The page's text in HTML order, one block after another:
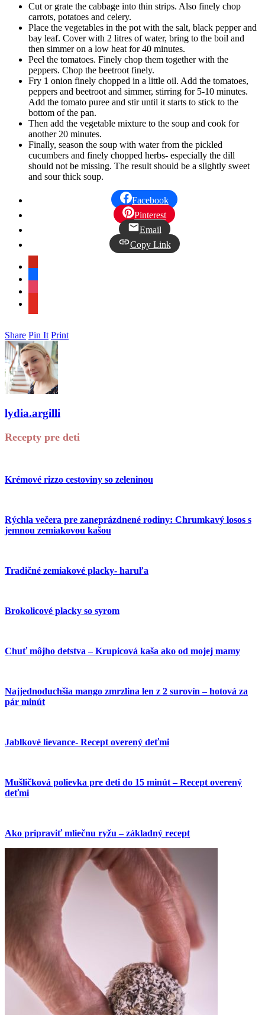
Cut or grate the cabbage into thin strips. Also finely chop
carrots, potatoes and celery.
Place the vegetables in the pot with the salt, black pepper and
bay leaf. Cover with 2 litres of water, bring to the boil and
then simmer on a low heat for 40 minutes.
Peel the tomatoes. Finely chop them together with the
peppers. Chop the beetroot finely.
Fry 1 onion finely chopped in a little oil. Add the tomatoes,
peppers and beetroot and simmer, stirring for 5-10 minutes.
Add the tomato puree and stir until it starts to stick to the
bottom of the pan.
Then add the vegetable mixture to the soup and cook for
another 20 minutes.
Finally, season the soup with water from the pickled
cucumbers and finely chopped herbs- especially the dill
should not be missing. The result should be a slightly sweet
and sour thick soup.
Facebook
Pinterest
Email
Copy Link
Share Pin It Print
lydia.argilli
Recepty pre deti
Krémové rizzo cestoviny so zeleninou
Rýchla večera pre zaneprázdnené rodiny: Chrumkavý losos s
jemnou zemiakovou kašou
Tradičné zemiakové placky- haruľa
Brokolicové placky so syrom
Chuť môjho detstva – Krupicová kaša ako od mojej mamy
Najjednoduchšia mango zmrzlina len z 2 surovín – hotová za
pár minút
Jablkové lievance- Recept overený deťmi
Mušličková polievka pre deti do 15 minút – Recept overený
deťmi
Ako pripraviť mliečnu ryžu – základný recept